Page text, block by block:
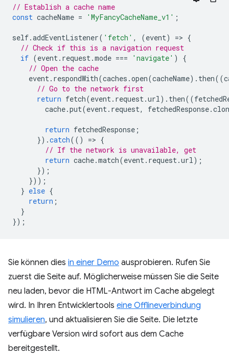
// Establish a cache name
const cacheName = 'MyFancyCacheName_v1' ;
self.addEventListener( 'fetch' , (event) => {
// Check if this is a navigation request
if (event. request.mode === 'navigate' )
{
// Open the cache
event. respondWith(caches .open(cacheName). then((
// Go to the network first
return fetch(event. request.url). then((
cache.put(event. request, fetchedResponse.
return fetchedResponse ;
}).catch(() => {
// If the network is unavailable, get
return cache.match(event. request.url);
});
}));
} else {
return ;
}
});
Sie können dies in einer Demo ausprobieren. Rufen Sie
zuerst die Seite auf. Möglicherweise müssen Sie die Seite
neu laden, bevor die HTML-Antwort im Cache abgelegt
wird. In Ihren Entwicklertools eine Offlineverbindung
simulieren, und aktualisieren Sie die Seite. Die letzte
verfügbare Version wird sofort aus dem Cache
bereitgestellt.